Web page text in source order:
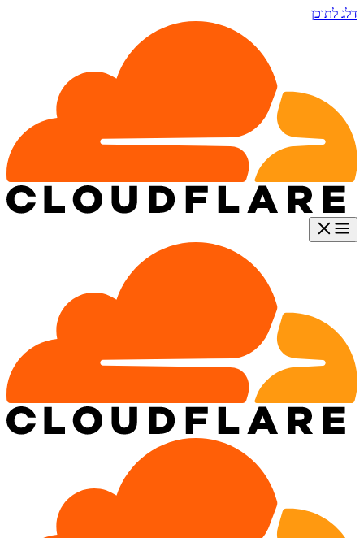
דלג לתוכן